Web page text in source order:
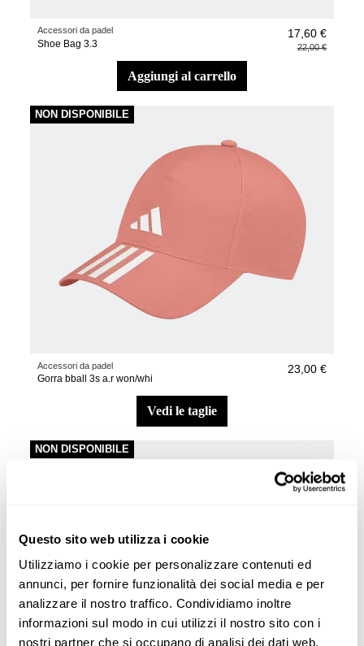
Questo sito web utilizza i cookie
Utilizziamo i cookie per personalizzare contenuti ed
annunci, per fornire funzionalità dei social media e per
analizzare il nostro traffico. Condividiamo inoltre
informazioni sul modo in cui utilizzi il nostro sito con i
nostri partner che si occupano di analisi dei dati web,
Accessori da padel
Shoe Bag 3.3
17,60 €
22,00 €
aggiungi al carrello
NON DISPONIBILE
Accessori da padel
Gorra bball 3s a.r won/whi
23,00 €
vedi le taglie
NON DISPONIBILE